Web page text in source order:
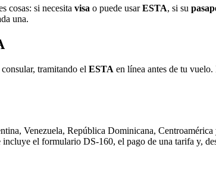
cosas: si necesita visa o puede usarESTA, si su
una.
tramitando el ESTA en línea antes de tu
Venezuela, República Dominicana, Centroamérica
el formulario DS-160, el pago de una tarifa y,